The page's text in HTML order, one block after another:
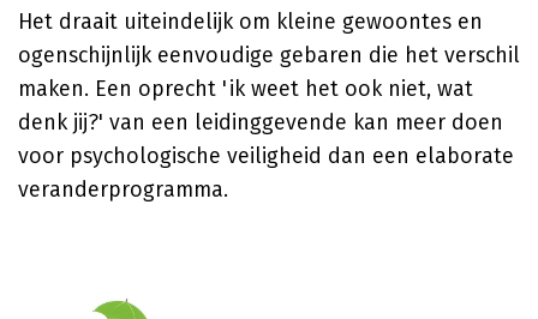
Het draait uiteindelijk om kleine gewoontes en
ogenschijnlijk eenvoudige gebaren die het verschil
maken. Een oprecht 'ik weet het ook niet, wat
denk jij?' van een leidinggevende kan meer doen
voor psychologische veiligheid dan een elaborate
veranderprogramma.